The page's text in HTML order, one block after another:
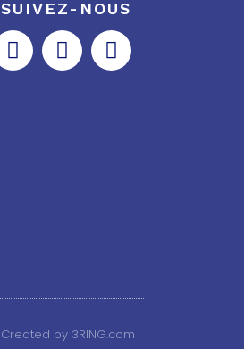
SUIVEZ-NOUS
Created by 3RING.com